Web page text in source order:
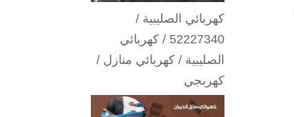
كهربائي الصليبية /
52227340 / كهربائي
الصليبية / كهربائي منازل /
كهربجي